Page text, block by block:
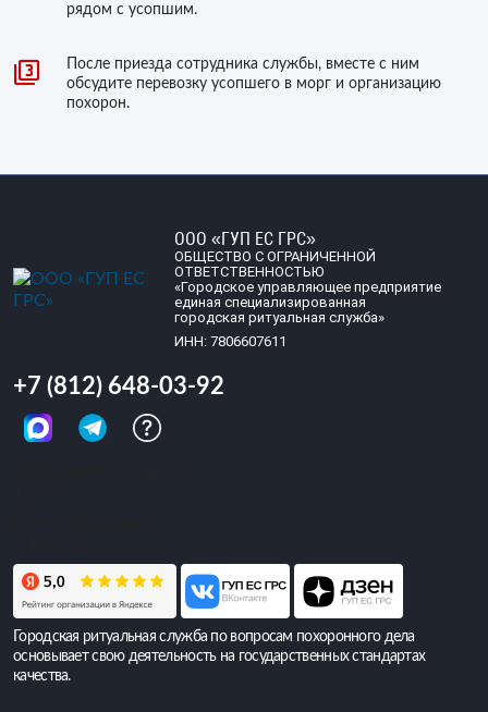
рядом с усопшим.
После приезда сотрудника службы, вместе с ним
обсудите перевозку усопшего в морг и организацию
похорон.
ООО «ГУП ЕС ГРС»
ОБЩЕСТВО С ОГРАНИЧЕННОЙ
ОТВЕТСТВЕННОСТЬЮ
«Городское управляющее предприятие
единая специализированная
городская ритуальная служба»
ИНН: 7806607611
+7 (812) 648-03-92
Городская ритуальная служба по вопросам похоронного дела
основывает свою деятельность на государственных стандартах
качества.